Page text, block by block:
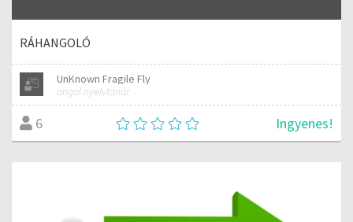
RÁHANGOLÓ
UnKnown Fragile Fly
angol nyelvtanár
6 Ingyenes!